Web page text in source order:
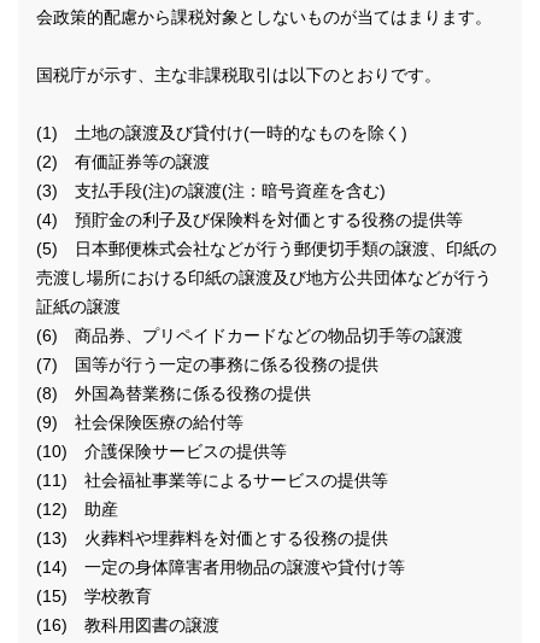
会政策的配慮から課税対象としないものが当てはまります。
国税庁が示す、主な非課税取引は以下のとおりです。
(1) 土地の譲渡及び貸付け(一時的なものを除く)
(2) 有価証券等の譲渡
(3) 支払手段(注)の譲渡(注：暗号資産を含む)
(4) 預貯金の利子及び保険料を対価とする役務の提供等
(5) 日本郵便株式会社などが行う郵便切手類の譲渡、印紙の
売渡し場所における印紙の譲渡及び地方公共団体などが行う
証紙の譲渡
(6) 商品券、プリペイドカードなどの物品切手等の譲渡
(7) 国等が行う一定の事務に係る役務の提供
(8) 外国為替業務に係る役務の提供
(9) 社会保険医療の給付等
(10) 介護保険サービスの提供等
(11) 社会福祉事業等によるサービスの提供等
(12) 助産
(13) 火葬料や埋葬料を対価とする役務の提供
(14) 一定の身体障害者用物品の譲渡や貸付け等
(15) 学校教育
(16) 教科用図書の譲渡